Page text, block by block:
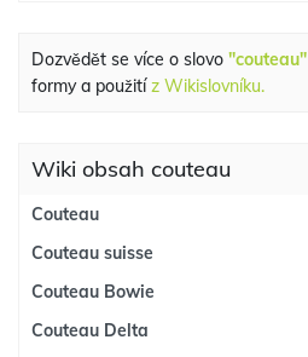
Dozvědět se více o slovo "couteau"
formy a použitíz Wikislovníku.
Wiki obsah couteau
Couteau
Couteau suisse
Couteau Bowie
Couteau Delta